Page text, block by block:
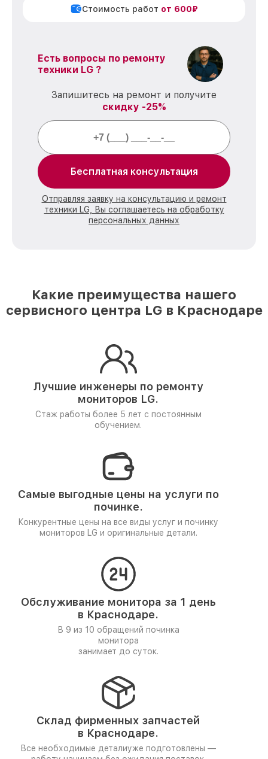
Стоимость работ от 600₽
Есть вопросы по ремонту
техники LG ?
Запишитесь на ремонт и получите
скидку -25%
Бесплатная консультация
Отправляя заявку на консультацию и ремонт
техники LG, Вы соглашаетесь на обработку
персональных данных
Какие преимущества нашего
сервисного центра LG в Краснодаре
Лучшие инженеры по ремонту
мониторов LG.
Стаж работы более 5 лет с постоянным
обучением.
Самые выгодные цены на услуги по
починке.
Конкурентные цены на все виды услуг и починку
мониторов LG и оригинальные детали.
Обслуживание монитора за 1 день
в Краснодаре.
В 9 из 10 обращений починка
монитора
занимает до суток.
Склад фирменных запчастей
в Краснодаре.
Все необходимые деталиуже подготовлены —